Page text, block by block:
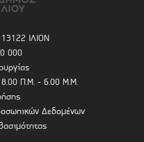
ΙΛΙΟΝ
000
Π.Μ. - 6.00 Μ.Μ.
Δεδομένων